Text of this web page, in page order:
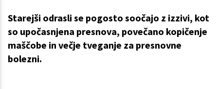
Starejši odrasli se pogosto soočajo z izzivi, kot
so upočasnjena presnova, povečano kopičenje
maščobe in večje tveganje za presnovne
bolezni.